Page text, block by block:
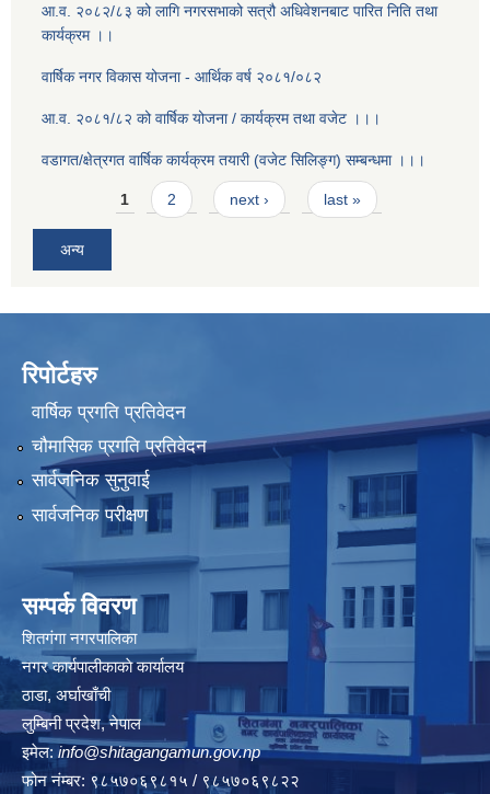
आ.व. २०८२/८३ को लागि नगरसभाको सत्रौ अधिवेशनबाट पारित निति तथा
कार्यक्रम ।।
वार्षिक नगर विकास योजना - आर्थिक वर्ष २०८१/०८२
आ.व. २०८१/८२ को वार्षिक योजना / कार्यक्रम तथा वजेट ।।।
वडागत/क्षेत्रगत वार्षिक कार्यक्रम तयारी (वजेट सिलिङ्ग) सम्बन्धमा ।।।
Pages1 2 next › last »
अन्य
रिपोर्टहरु
वार्षिक प्रगति प्रतिवेदन
चौमासिक प्रगति प्रतिवेदन
सार्वजनिक सुनुवाई
सार्वजनिक परीक्षण
सम्पर्क विवरण
शितगंगा नगरपालिका
नगर कार्यपालीकाकाे कार्यालय
ठाडा, अर्घाखाँची
लुम्बिनी प्रदेश, नेपाल
इमेल: info@shitagangamun.gov.np
फोन नंम्बर: ९८५७०६९८१५ / ९८५७०६९८२२